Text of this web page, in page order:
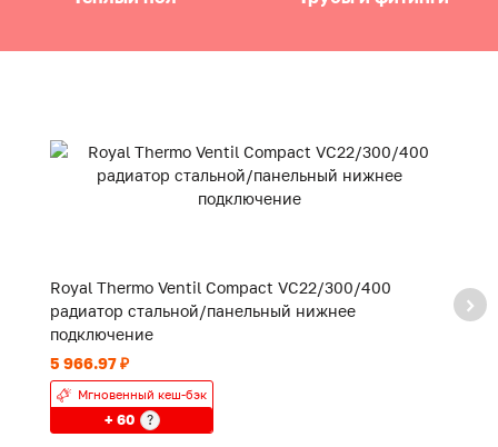
Royal Thermo Ventil Compact VC22/300/400
радиатор стальной/панельный нижнее
подключение
5 966.97 ₽
Мгновенный кеш-бэк
+ 60 ?